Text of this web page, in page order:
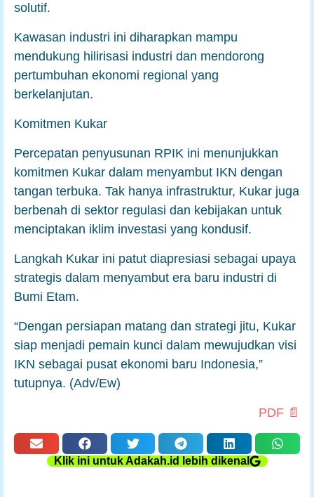
solutif.
Kawasan industri ini diharapkan mampu
mendukung hilirisasi industri dan mendorong
pertumbuhan ekonomi regional yang
berkelanjutan.
Komitmen Kukar
Percepatan penyusunan RPIK ini menunjukkan
komitmen Kukar dalam menyambut IKN dengan
tangan terbuka. Tak hanya infrastruktur, Kukar juga
berbenah di sektor regulasi dan kebijakan untuk
menciptakan iklim investasi yang kondusif.
Langkah Kukar ini patut diapresiasi sebagai upaya
strategis dalam menyambut era baru industri di
Bumi Etam.
“Dengan persiapan matang dan strategi jitu, Kukar
siap menjadi pemain kunci dalam mewujudkan visi
IKN sebagai pusat ekonomi baru Indonesia,”
tutupnya. (Adv/Ew)
PDF 📄
Klik ini untuk Adakah.id lebih dikenal